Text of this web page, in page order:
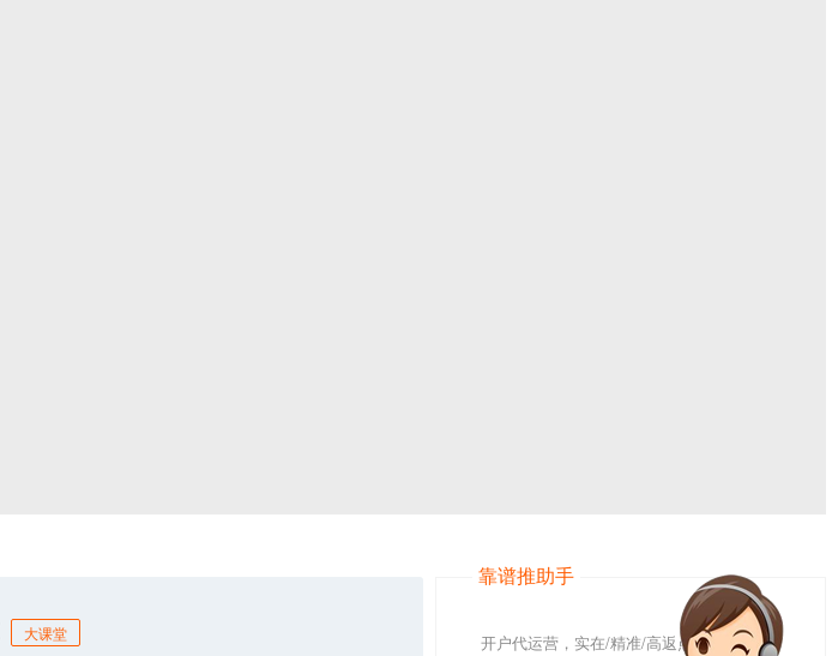
大课堂
靠谱推助手
开户代运营，实在/精准/高返点